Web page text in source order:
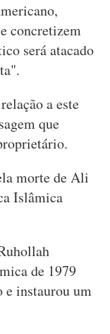
concretizem
será atacado
a este
que
morte de Ali
Islâmica
de 1979
e instaurou um